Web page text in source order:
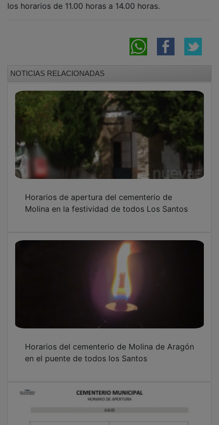
los horarios de 11.00 horas a 14.00 horas.
NOTICIAS RELACIONADAS
Horarios de apertura del cementerio de
Molina en la festividad de todos Los Santos
Horarios del cementerio de Molina de Aragón
en el puente de todos los Santos